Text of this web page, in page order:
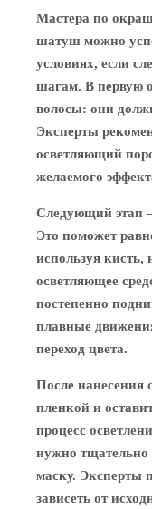
Мастера по
шатуш можно
условиях, если
шагам. В первую
волосы: они
Эксперты
осветляющий
желаемого
Следующий этап
Это поможет
используя кисть,
осветляющее
постепенно
плавные
переход цвета.
После нанесения
пленкой и
процесс
нужно тщательно
маску. Эксперты
зависеть от